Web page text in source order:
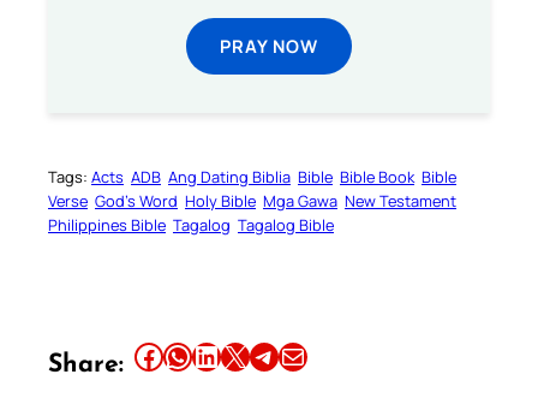
PRAY NOW
Tags: Acts ADB Ang Dating Biblia Bible Bible Book Bible
Verse God’s Word Holy Bible Mga Gawa New Testament
Philippines Bible Tagalog Tagalog Bible
Share: Share this article on Facebook Share this article on WhatsApp Share this article on LinkedIn Share this article on X Share this article on TelegramEmail this Article